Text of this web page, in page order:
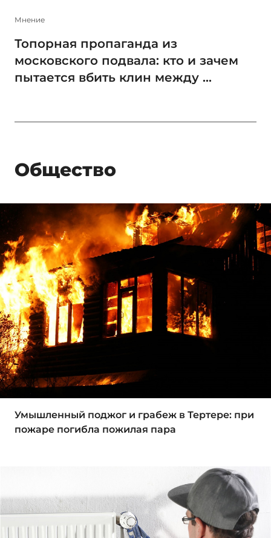
Мнение
Топорная пропаганда из
московского подвала: кто и зачем
пытается вбить клин между ...
Общество
Умышленный поджог и грабеж в Тертере: при
пожаре погибла пожилая пара